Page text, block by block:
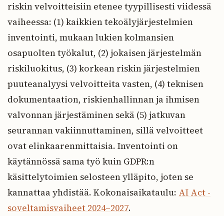
riskin velvoitteisiin etenee tyypillisesti viidessä
vaiheessa: (1) kaikkien tekoälyjärjestelmien
inventointi, mukaan lukien kolmansien
osapuolten työkalut, (2) jokaisen järjestelmän
riskiluokitus, (3) korkean riskin järjestelmien
puuteanalyysi velvoitteita vasten, (4) teknisen
dokumentaation, riskienhallinnan ja ihmisen
valvonnan järjestäminen sekä (5) jatkuvan
seurannan vakiinnuttaminen, sillä velvoitteet
ovat elinkaarenmittaisia. Inventointi on
käytännössä sama työ kuin GDPR:n
käsittelytoimien selosteen ylläpito, joten se
kannattaa yhdistää. Kokonaisaikataulu: AI Act -
soveltamisvaiheet 2024–2027.